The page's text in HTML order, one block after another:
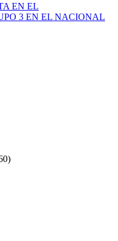
EN EL
3 EN EL NACIONAL